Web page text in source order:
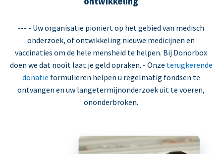
--- - Uw organisatie pioniert op het gebied van medisch
onderzoek, of ontwikkeling nieuwe medicijnen en
vaccinaties om de hele mensheid te helpen. Bij Donorbox
doen we dat nooit laat je geld opraken. - Onze terugkerende
donatie formulieren helpen u regelmatig fondsen te
ontvangen en uw langetermijnonderzoek uit te voeren,
ononderbroken.